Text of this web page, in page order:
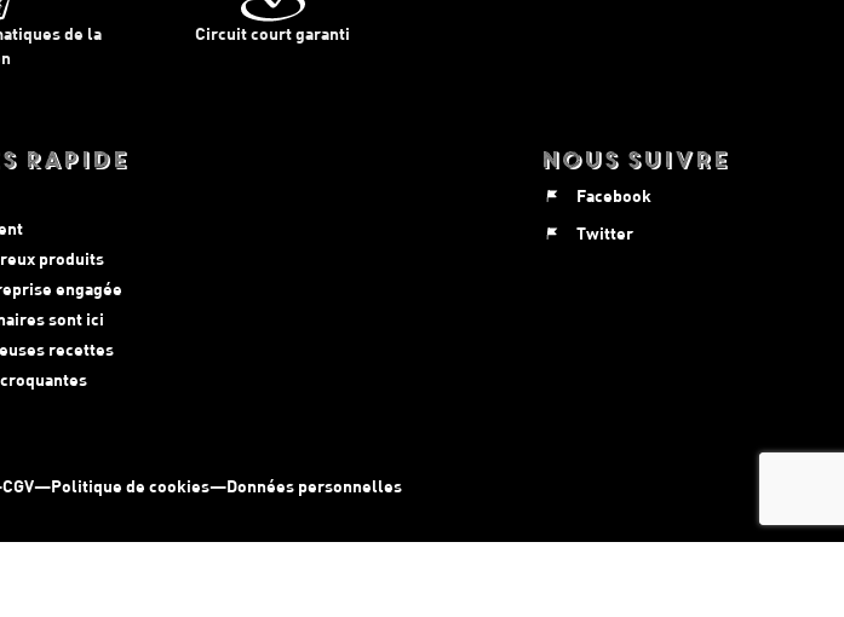
de la
Circuit court garanti
Rapide
produits
engagée
sont ici
recettes
Nous suivre
Facebook
Twitter
CGV—Politique de cookies—Données personnelles